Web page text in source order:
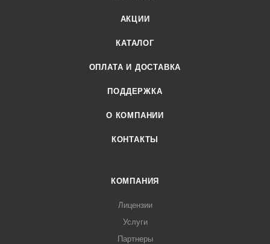
АКЦИИ
КАТАЛОГ
ОПЛАТА И ДОСТАВКА
ПОДДЕРЖКА
О КОМПАНИИ
КОНТАКТЫ
КОМПАНИЯ
Лицензии
Услуги
Партнеры